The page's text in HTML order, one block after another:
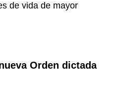
de vida de mayor
Orden dictada